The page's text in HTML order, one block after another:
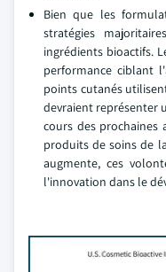
Bien que les
stratégies
ingrédients bioactifs.
performance ciblant
points cutanés
devraient représenter
cours des prochaines
produits de soins de
augmente, ces
l'innovation dans le